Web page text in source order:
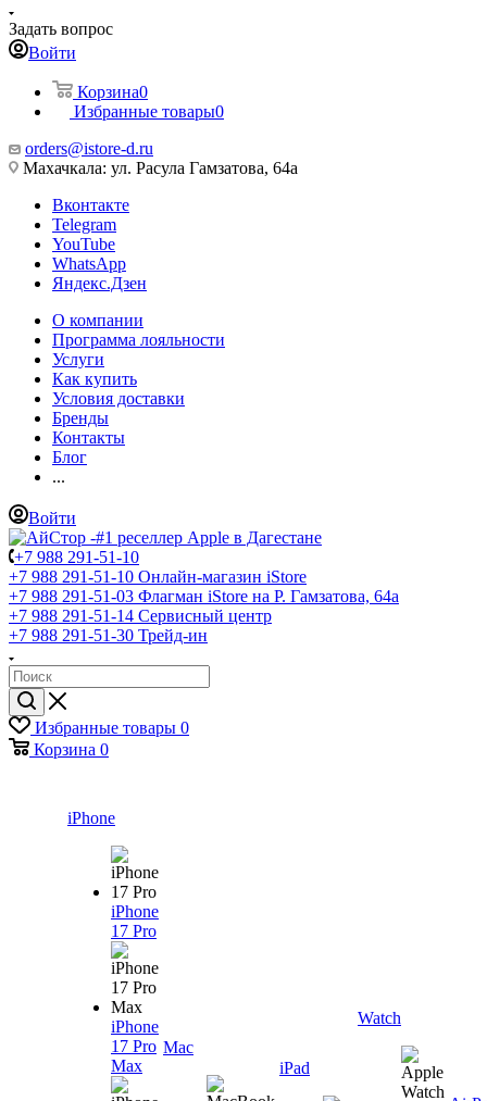
Задать вопрос
Войти
Корзина0
Избранные товары0
orders@istore-d.ru
Махачкала: ул. Расула Гамзатова, 64а
Вконтакте
Telegram
YouTube
WhatsApp
Яндекс.Дзен
О компании
Программа лояльности
Услуги
Как купить
Условия доставки
Бренды
Контакты
Блог
...
Войти
+7 988 291-51-10
+7 988 291-51-10 Онлайн-магазин iStore
+7 988 291-51-03 Флагман iStore на Р. Гамзатова, 64а
+7 988 291-51-14 Сервисный центр
+7 988 291-51-30 Трейд-ин
Избранные товары 0
Корзина 0
iPhone
iPhone
17 Pro
iPhone
17 Pro
Max
Mac
iPad
Watch